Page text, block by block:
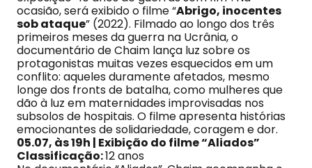
ocasião, será exibido o filme “Abrigo, inocentes
sob ataque” (2022). Filmado ao longo dos três
primeiros meses da guerra na Ucrânia, o
documentário de Chaim lança luz sobre os
protagonistas muitas vezes esquecidos em um
conflito: aqueles duramente afetados, mesmo
longe dos fronts de batalha, como mulheres que
dão à luz em maternidades improvisadas nos
subsolos de hospitais. O filme apresenta histórias
emocionantes de solidariedade, coragem e dor.
05.07, às 19h | Exibição do filme “Aliados”
Classificação:12 anos